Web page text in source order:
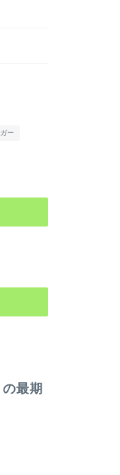
ー
最期